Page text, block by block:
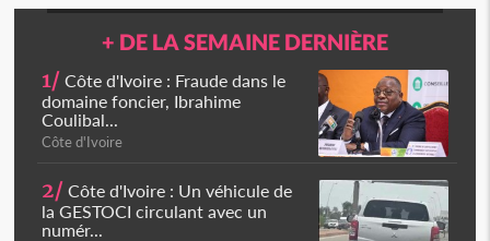
+ DE LA SEMAINE DERNIÈRE
1/ Côte d'Ivoire : Fraude dans le
domaine foncier, Ibrahime
Coulibal...
Côte d'Ivoire
2/ Côte d'Ivoire : Un véhicule de
la GESTOCI circulant avec un
numér...